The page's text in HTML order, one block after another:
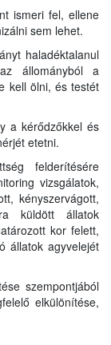
ismeri fel, ellene
sem lehet.
haladéktalanul
állományból a
kell ölni, és testét
a kérődzőkkel és
etetni.
felderítésére
vizsgálatok,
kényszervágott,
küldött állatok
kor felett,
állatok agyvelejét
szempontjából
elkülönítése,